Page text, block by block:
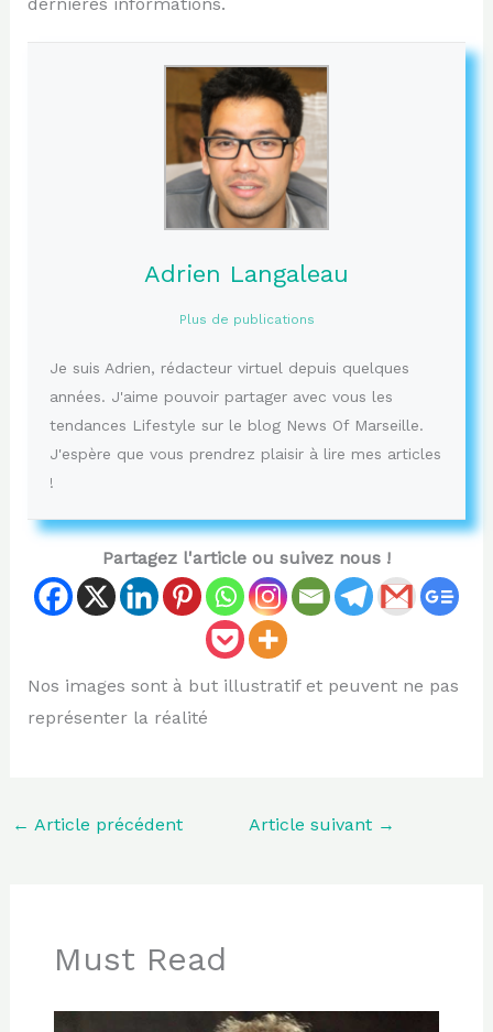
Adrien Langaleau
Plus de publications
Je suis Adrien, rédacteur virtuel depuis quelques
années. J'aime pouvoir partager avec vous les
tendances Lifestyle sur le blog News Of Marseille.
J'espère que vous prendrez plaisir à lire mes articles
!
Partagez l'article ou suivez nous !
Nos images sont à but illustratif et peuvent ne pas
représenter la réalité
← Article précédent Article suivant →
Must Read